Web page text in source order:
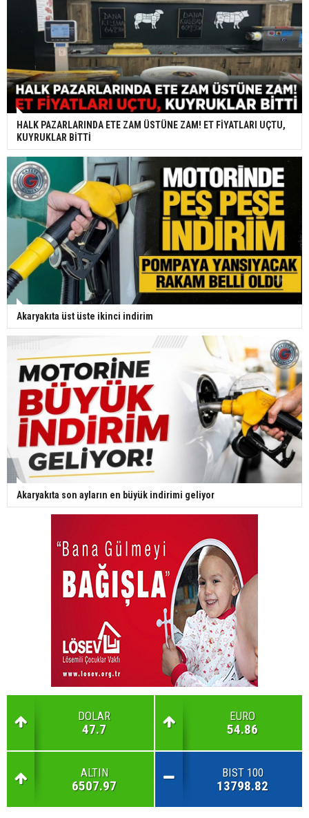
HALK PAZARLARINDA ETE ZAM ÜSTÜNE ZAM! ET FİYATLARI UÇTU,
KUYRUKLAR BİTTİ
Akaryakıta üst üste ikinci indirim
Akaryakıta son ayların en büyük indirimi geliyor
DOLAR
47.7
EURO
54.86
ALTIN
6507.97
BIST 100
13798.82